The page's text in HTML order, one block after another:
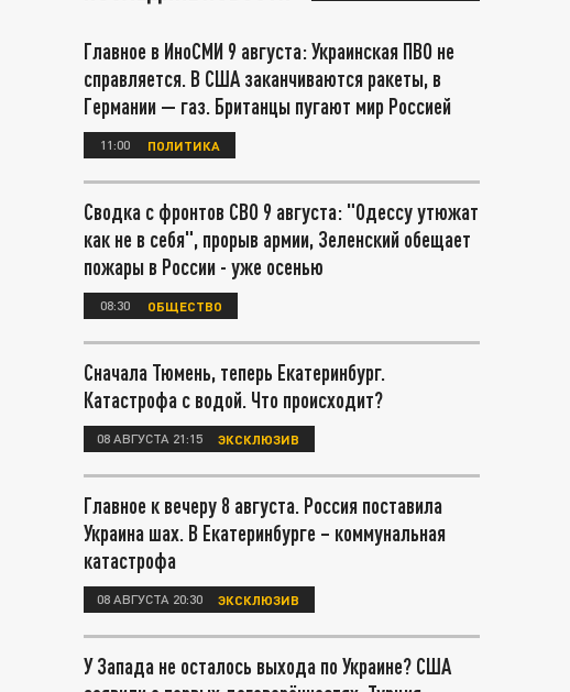
Главное в ИноСМИ 9 августа: Украинская ПВО не
справляется. В США заканчиваются ракеты, в
Германии — газ. Британцы пугают мир Россией
11:00 ПОЛИТИКА
Сводка с фронтов СВО 9 августа: "Одессу утюжат
как не в себя", прорыв армии, Зеленский обещает
пожары в России - уже осенью
08:30 ОБЩЕСТВО
Сначала Тюмень, теперь Екатеринбург.
Катастрофа с водой. Что происходит?
08 АВГУСТА 21:15 ЭКСКЛЮЗИВ
Главное к вечеру 8 августа. Россия поставила
Украина шах. В Екатеринбурге – коммунальная
катастрофа
08 АВГУСТА 20:30 ЭКСКЛЮЗИВ
У Запада не осталось выхода по Украине? США